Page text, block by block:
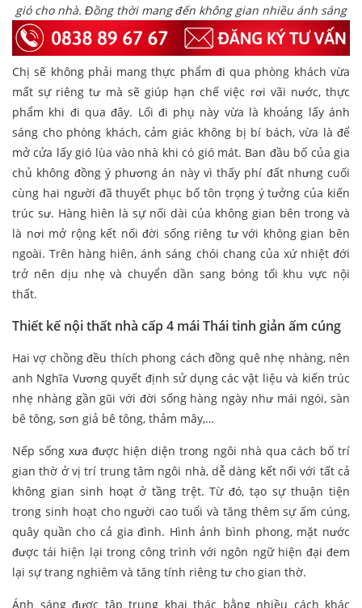
gió cho nhà. Đồng thời mang đến không gian nhiều ánh sáng
Chị sẽ không phải mang thực phẩm đi qua phòng khách vừa
mất sự riêng tư mà sẽ giúp hạn chế việc rơi vãi nước, thực
phẩm khi đi qua đây. Lối đi phụ này vừa là khoảng lấy ánh
sáng cho phòng khách, cảm giác không bị bí bách, vừa là để
mở cửa lấy gió lùa vào nhà khi có gió mát. Ban đầu bố của gia
chủ không đồng ý phương án này vì thấy phí đất nhưng cuối
cùng hai người đã thuyết phục bố tôn trọng ý tưởng của kiến
trúc sư. Hàng hiên là sự nối dài của không gian bên trong và
là nơi mở rộng kết nối đời sống riêng tư với không gian bên
ngoài. Trên hàng hiên, ánh sáng chói chang của xứ nhiệt đới
trở nên dịu nhẹ và chuyển dần sang bóng tối khu vực nội
thất.
Thiết kế nội thất nhà cấp 4 mái Thái tinh giản ấm cúng
Hai vợ chồng đều thích phong cách đồng quê nhẹ nhàng, nên
anh Nghĩa Vương quyết định sử dụng các vật liệu và kiến trúc
nhẹ nhàng gần gũi với đời sống hàng ngày như mái ngói, sàn
bê tông, sơn giả bê tông, thảm mây,…
Nếp sống xưa được hiện diện trong ngôi nhà qua cách bố trí
gian thờ ở vị trí trung tâm ngôi nhà, dễ dàng kết nối với tất cả
không gian sinh hoạt ở tầng trệt. Từ đó, tạo sự thuận tiện
trong sinh hoạt cho người cao tuổi và tăng thêm sự ấm cúng,
quây quần cho cả gia đình. Hình ảnh bình phong, mặt nước
được tái hiện lại trong công trình với ngôn ngữ hiện đại đem
lại sự trang nghiêm và tăng tính riêng tư cho gian thờ.
Ánh sáng được tập trung khai thác bằng nhiều cách khác